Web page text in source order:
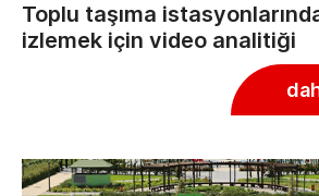
Toplu taşıma
izlemek için video analitiği